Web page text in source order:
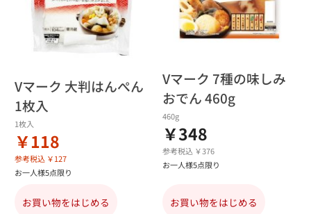
Vマーク 大判はんぺん
1枚入
1枚入
￥118
参考税込 ￥127
お一人様5点限り
お買い物をはじめる
Vマーク 7種の味しみ
おでん 460g
460g
￥348
参考税込 ￥376
お一人様5点限り
お買い物をはじめる